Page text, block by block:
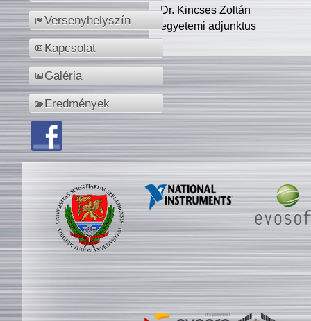
Versenyhelyszín
Kapcsolat
Galéria
Eredmények
Dr. Kincses Zoltán
egyetemi adjunktus